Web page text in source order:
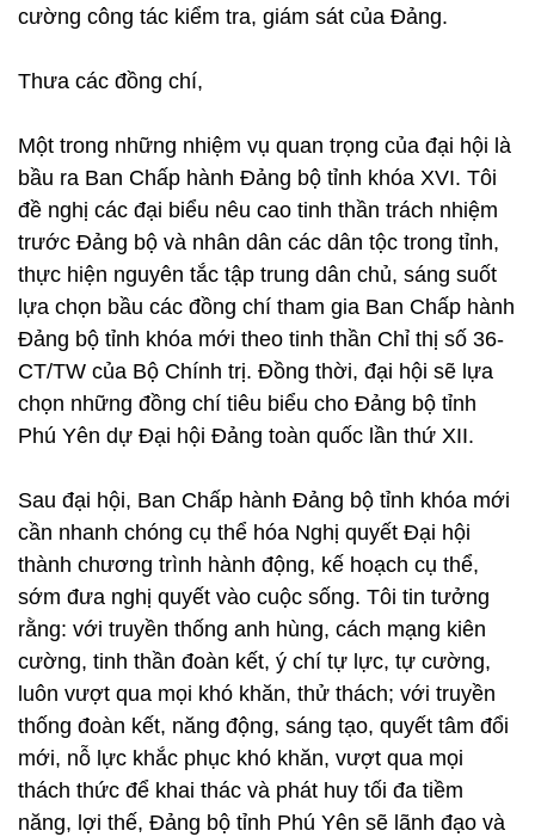
cường công tác kiểm tra, giám sát của Đảng.
Thưa các đồng chí,
Một trong những nhiệm vụ quan trọng của đại hội là
bầu ra Ban Chấp hành Đảng bộ tỉnh khóa XVI. Tôi
đề nghị các đại biểu nêu cao tinh thần trách nhiệm
trước Đảng bộ và nhân dân các dân tộc trong tỉnh,
thực hiện nguyên tắc tập trung dân chủ, sáng suốt
lựa chọn bầu các đồng chí tham gia Ban Chấp hành
Đảng bộ tỉnh khóa mới theo tinh thần Chỉ thị số 36-
CT/TW của Bộ Chính trị. Đồng thời, đại hội sẽ lựa
chọn những đồng chí tiêu biểu cho Đảng bộ tỉnh
Phú Yên dự Đại hội Đảng toàn quốc lần thứ XII.
Sau đại hội, Ban Chấp hành Đảng bộ tỉnh khóa mới
cần nhanh chóng cụ thể hóa Nghị quyết Đại hội
thành chương trình hành động, kế hoạch cụ thể,
sớm đưa nghị quyết vào cuộc sống. Tôi tin tưởng
rằng: với truyền thống anh hùng, cách mạng kiên
cường, tinh thần đoàn kết, ý chí tự lực, tự cường,
luôn vượt qua mọi khó khăn, thử thách; với truyền
thống đoàn kết, năng động, sáng tạo, quyết tâm đổi
mới, nỗ lực khắc phục khó khăn, vượt qua mọi
thách thức để khai thác và phát huy tối đa tiềm
năng, lợi thế, Đảng bộ tỉnh Phú Yên sẽ lãnh đạo và